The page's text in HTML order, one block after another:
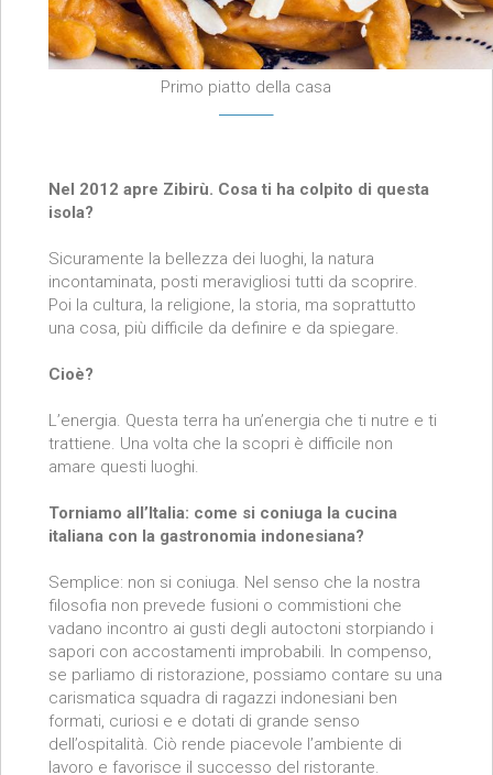
Primo piatto della casa
Nel 2012 apre Zibirù. Cosa ti ha colpito di questa
isola?
Sicuramente la bellezza dei luoghi, la natura
incontaminata, posti meravigliosi tutti da scoprire.
Poi la cultura, la religione, la storia, ma soprattutto
una cosa, più difficile da definire e da spiegare.
Cioè?
L’energia. Questa terra ha un’energia che ti nutre e ti
trattiene. Una volta che la scopri è difficile non
amare questi luoghi.
Torniamo all’Italia: come si coniuga la cucina
italiana con la gastronomia indonesiana?
Semplice: non si coniuga. Nel senso che la nostra
filosofia non prevede fusioni o commistioni che
vadano incontro ai gusti degli autoctoni storpiando i
sapori con accostamenti improbabili. In compenso,
se parliamo di ristorazione, possiamo contare su una
carismatica squadra di ragazzi indonesiani ben
formati, curiosi e e dotati di grande senso
dell’ospitalità. Ciò rende piacevole l’ambiente di
lavoro e favorisce il successo del ristorante.